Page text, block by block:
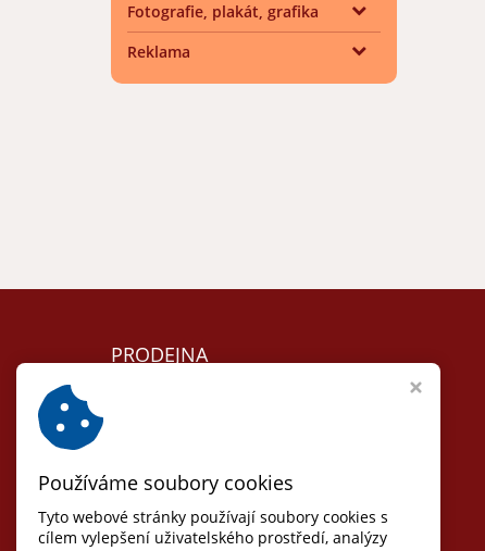
Fotografie, plakát, grafika
Reklama
PRODEJNA
Otvírací doba:
(pauza 12-13)
Používáme soubory cookies
Tyto webové stránky používají soubory cookies s
cílem vylepšení uživatelského prostředí, analýzy